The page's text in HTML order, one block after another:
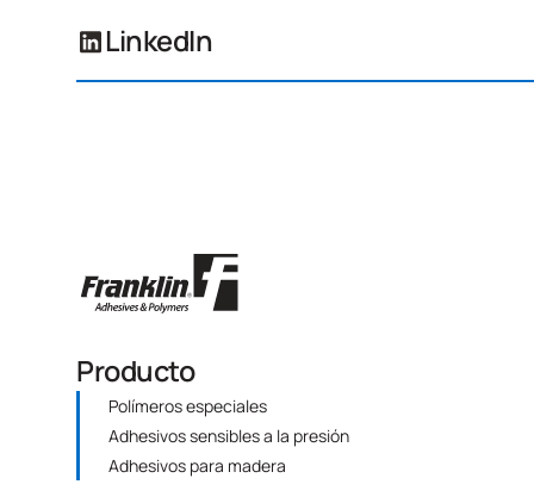
LinkedIn
Producto
Polímeros especiales
Adhesivos sensibles a la presión
Adhesivos para madera